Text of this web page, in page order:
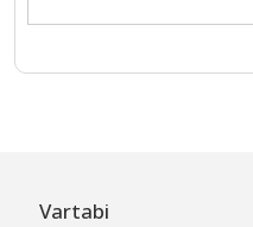
Vartabi